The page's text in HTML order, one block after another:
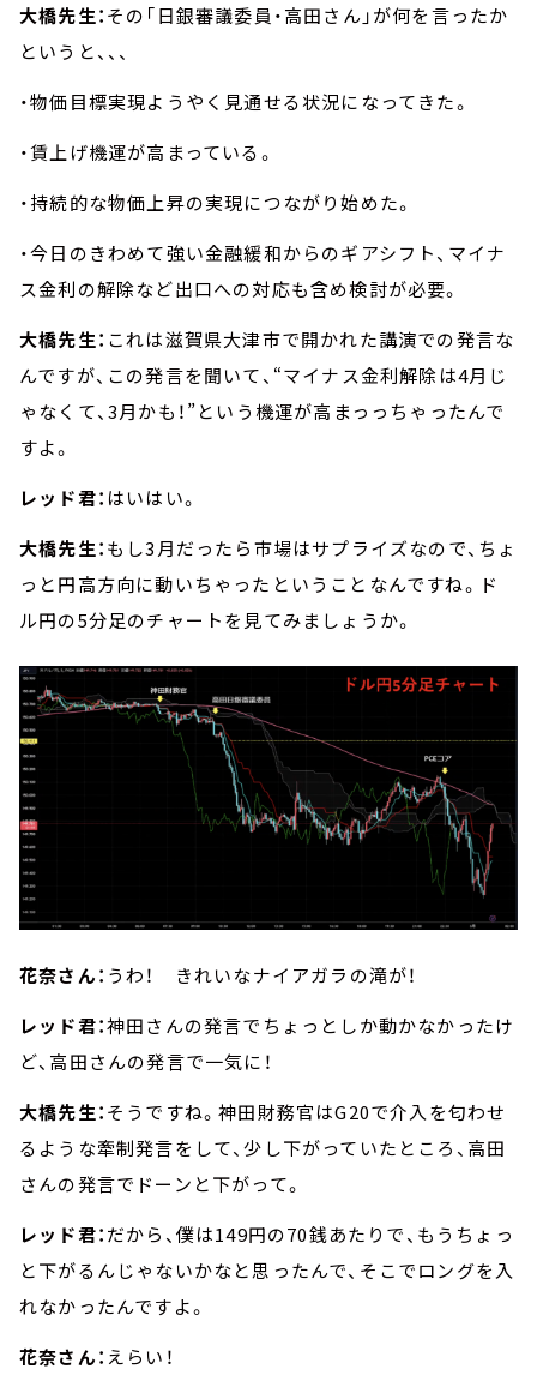
大橋先生：その「日銀審議委員・高田さん」が何を言ったか
というと、、、
・物価目標実現ようやく見通せる状況になってきた。
・賃上げ機運が高まっている。
・持続的な物価上昇の実現につながり始めた。
・今日のきわめて強い金融緩和からのギアシフト、マイナ
ス金利の解除など出口への対応も含め検討が必要。
大橋先生： これは滋賀県大津市で開かれた講演での発言な
んですが、この発言を聞いて、“マイナス金利解除は4月じ
ゃなくて、3月かも！”という機運が高まっっちゃったんで
すよ。
レッド君： はいはい。
大橋先生：もし3月だったら市場はサプライズなので、ちょ
っと円高方向に動いちゃったということなんですね。ド
ル円の5分足のチャートを見てみましょうか。
花奈さん： うわ！ きれいなナイアガラの滝が！
レッド君：神田さんの発言でちょっとしか動かなかったけ
ど、高田さんの発言で一気に！
大橋先生：そうですね。神田財務官はG20で介入を匂わせ
るような牽制発言をして、少し下がっていたところ、高田
さんの発言でドーンと下がって。
レッド君：だから、僕は149円の70銭あたりで、もうちょっ
と下がるんじゃないかなと思ったんで、そこでロングを入
れなかったんですよ。
花奈さん： えらい！